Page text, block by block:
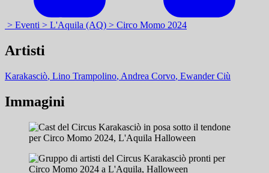
> Eventi > L'Aquila (AQ) > Circo Momo 2024
Artisti
Karakasciò, Lino Trampolino, Andrea Corvo, Ewander Ciù
Immagini